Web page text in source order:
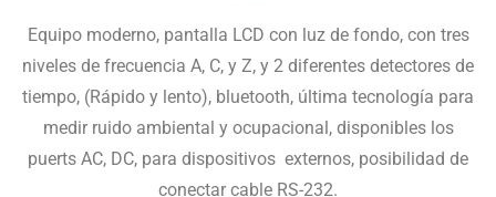
Equipo moderno, pantalla LCD con luz de fondo, con tres
niveles de frecuencia A, C, y Z, y 2 diferentes detectores de
tiempo, (Rápido y lento), bluetooth, última tecnología para
medir ruido ambiental y ocupacional, disponibles los
puerts AC, DC, para dispositivos externos, posibilidad de
conectar cable RS-232.